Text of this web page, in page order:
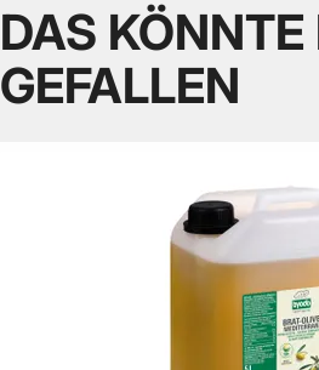
DAS
GEFALLEN